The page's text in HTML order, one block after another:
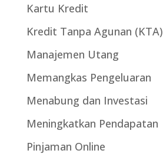
Kartu Kredit
Kredit Tanpa Agunan (KTA)
Manajemen Utang
Memangkas Pengeluaran
Menabung dan Investasi
Meningkatkan Pendapatan
Pinjaman Online